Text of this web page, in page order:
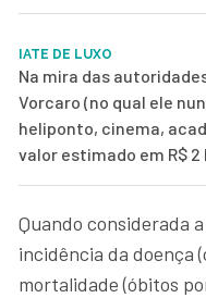
IATE DE LUXO
Na mira das
Vorcaro (no qual ele
heliponto, cinema,
valor estimado em R$ 2
Quando considerada
incidência da doença
mortalidade (óbitos